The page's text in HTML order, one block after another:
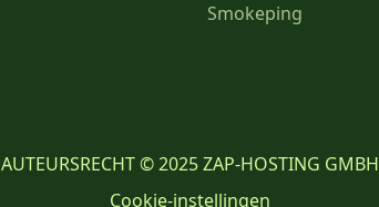
Smokeping
AUTEURSRECHT © 2025 ZAP-HOSTING GMBH
Cookie-instellingen